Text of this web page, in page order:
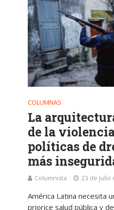
COLUMNAS
La
de la
políticas de
más
Columnista 23 de julio
América Latina necesita
priorice salud pública y